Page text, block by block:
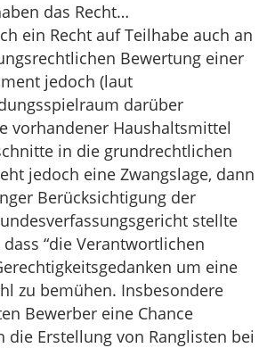
das Recht…
ein Recht auf Teilhabe auch an
Bewertung einer
jedoch (laut
darüber
vorhandener Haushaltsmittel
in die grundrechtlichen
jedoch eine Zwangslage, dann
Berücksichtigung der
stellte
“die Verantwortlichen
um eine
zu bemühen. Insbesondere
Bewerber eine Chance
die Erstellung von Ranglisten bei